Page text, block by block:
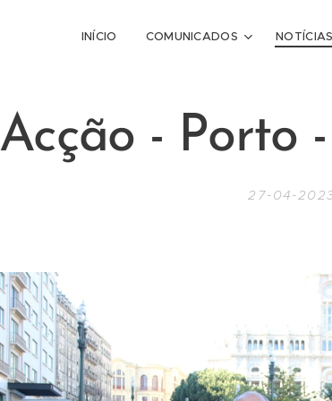
INÍCIO COMUNICADOS
Acção - Porto
27-04-